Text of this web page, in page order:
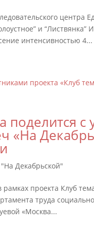
центра
и “Листвянка”
интенсивностью 4...
поделится
«На
Декабрьской"
проекта Клуб
труда
«Москва...